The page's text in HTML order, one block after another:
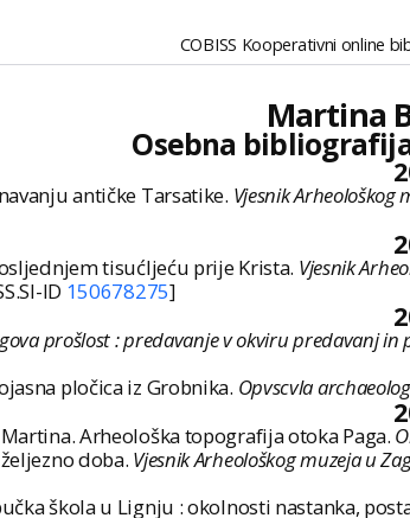
COBISS Kooperativni online
Martina
Osebna
antičke Tarsatike. Vjesnik Arheološkog
tisućljeću prije Krista. Vjesnik
ID 150678275]
prošlost : predavanje v okviru predavanj
pločica iz Grobnika. Opvscvla
Martina. Arheološka topografija otoka Paga.
doba. Vjesnik Arheološkog muzeja u
škola u Lignju : okolnosti nastanka,